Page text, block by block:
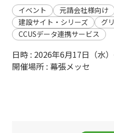
イベント 元請会社様向け
建設サイト・シリーズ
グ
CCUSデータ連携サービス
日時 : 2026年6月17日（水
開催場所 : 幕張メッセ